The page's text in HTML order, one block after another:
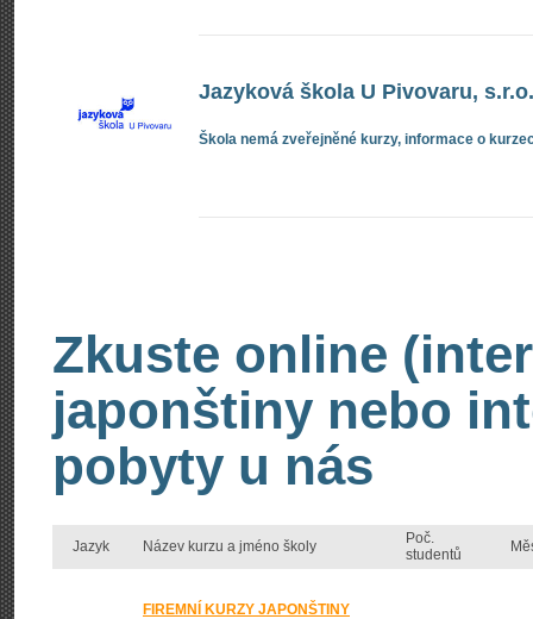
Jazyková škola U Pivovaru, s.r.o.
Škola nemá zveřejněné kurzy, informace o
Zkuste online
japonštiny nebo
pobyty u nás
Jazyk Název kurzu a jméno školy
Poč.
studentů
FIREMNÍ KURZY JAPONŠTINY